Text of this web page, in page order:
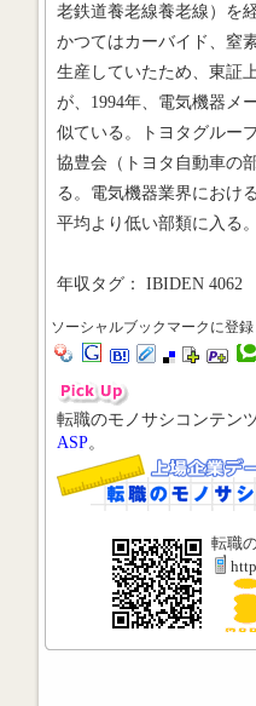
老鉄道養老線養老線）を
かつてはカーバイド、窒
生産していたため、東証
が、1994年、電気機器メ
似ている。トヨタグルー
協豊会（トヨタ自動車の
る。電気機器業界におけ
平均より低い部類に入る。
年収タグ： IBIDEN 4062
ソーシャルブックマークに登録
転職のモノサシコンテン
ASP。
転職